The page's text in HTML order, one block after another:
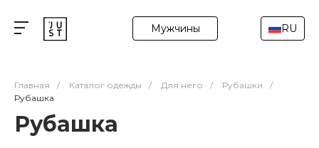
Мужчины RU
Главная / Каталог одежды / Для него / Рубашки
/
Рубашка
Рубашка